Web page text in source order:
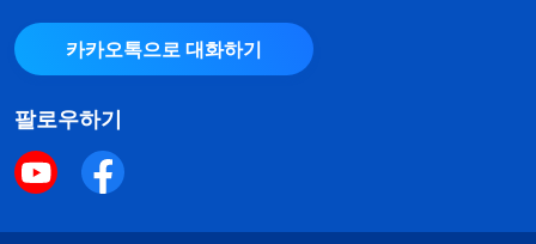
카카오톡으로 대화하기
팔로우하기